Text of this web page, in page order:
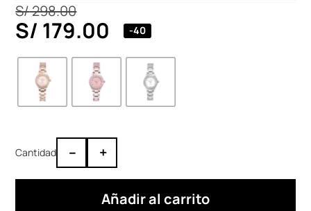
S/298.00
S/ 179.00 -40
– +
Añadir al carrito